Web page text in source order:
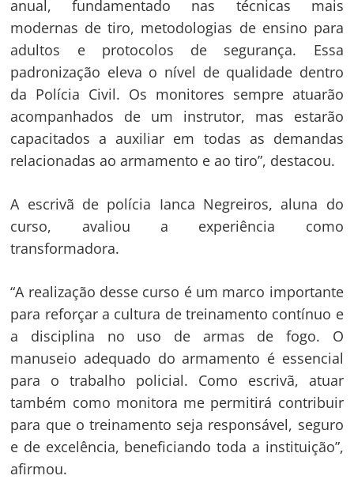
anual, fundamentado nas técnicas mais
modernas de tiro, metodologias de ensino para
adultos e protocolos de segurança. Essa
padronização eleva o nível de qualidade dentro
da Polícia Civil. Os monitores sempre atuarão
acompanhados de um instrutor, mas estarão
capacitados a auxiliar em todas as demandas
relacionadas ao armamento e ao tiro”, destacou.
A escrivã de polícia Ianca Negreiros, aluna do
curso, avaliou a experiência como
transformadora.
“A realização desse curso é um marco importante
para reforçar a cultura de treinamento contínuo e
a disciplina no uso de armas de fogo. O
manuseio adequado do armamento é essencial
para o trabalho policial. Como escrivã, atuar
também como monitora me permitirá contribuir
para que o treinamento seja responsável, seguro
e de excelência, beneficiando toda a instituição”,
afirmou.